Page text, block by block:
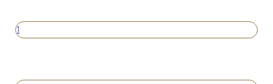
1